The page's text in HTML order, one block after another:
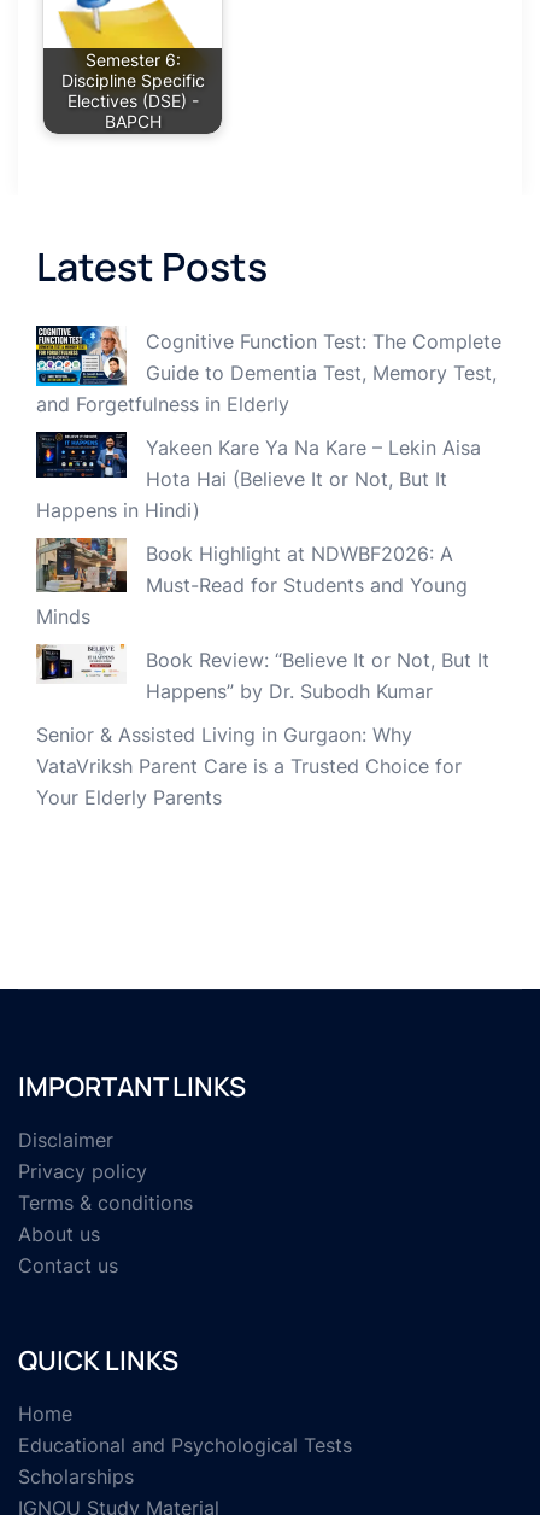
Semester 6:
Discipline Specific
Electives (DSE) -
BAPCH
Latest Posts
Cognitive Function Test: The Complete
Guide to Dementia Test, Memory Test,
and Forgetfulness in Elderly
Yakeen Kare Ya Na Kare – Lekin Aisa
Hota Hai (Believe It or Not, But It
Happens in Hindi)
Book Highlight at NDWBF2026: A
Must-Read for Students and Young
Minds
Book Review: “Believe It or Not, But It
Happens” by Dr. Subodh Kumar
Senior & Assisted Living in Gurgaon: Why
VataVriksh Parent Care is a Trusted Choice for
Your Elderly Parents
IMPORTANT LINKS
Disclaimer
Privacy policy
Terms & conditions
About us
Contact us
QUICK LINKS
Home
Educational and Psychological Tests
Scholarships
IGNOU Study Material